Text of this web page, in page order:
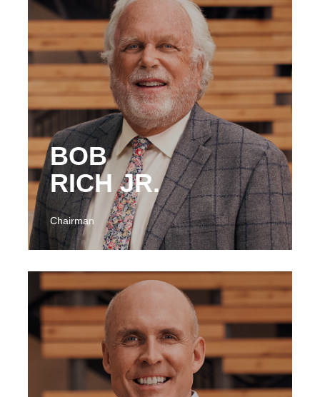
BOB
RICH JR.
Chairman